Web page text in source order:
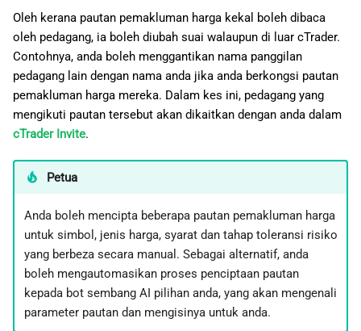
Oleh kerana pautan pemakluman harga kekal boleh dibaca
oleh pedagang, ia boleh diubah suai walaupun di luar cTrader.
Contohnya, anda boleh menggantikan nama panggilan
pedagang lain dengan nama anda jika anda berkongsi pautan
pemakluman harga mereka. Dalam kes ini, pedagang yang
mengikuti pautan tersebut akan dikaitkan dengan anda dalam
cTrader Invite.
Petua
Anda boleh mencipta beberapa pautan pemakluman harga
untuk simbol, jenis harga, syarat dan tahap toleransi risiko
yang berbeza secara manual. Sebagai alternatif, anda
boleh mengautomasikan proses penciptaan pautan
kepada bot sembang AI pilihan anda, yang akan mengenali
parameter pautan dan mengisinya untuk anda.